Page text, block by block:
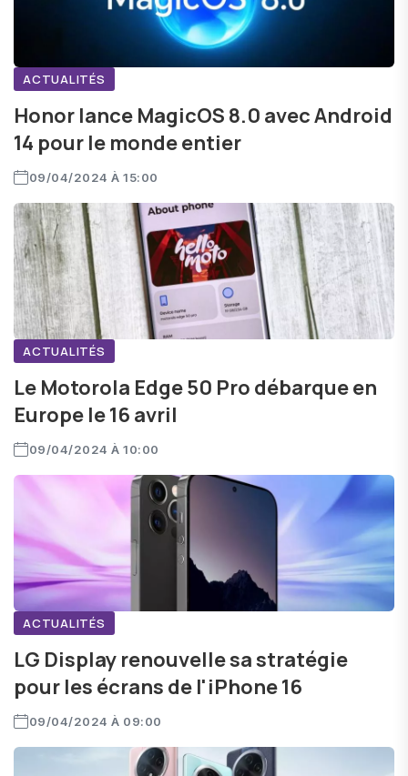
ACTUALITÉS
Honor lance MagicOS 8.0 avec Android
14 pour le monde entier
09/04/2024 À 15:00
ACTUALITÉS
Le Motorola Edge 50 Pro débarque en
Europe le 16 avril
09/04/2024 À 10:00
ACTUALITÉS
LG Display renouvelle sa stratégie
pour les écrans de l'iPhone 16
09/04/2024 À 09:00